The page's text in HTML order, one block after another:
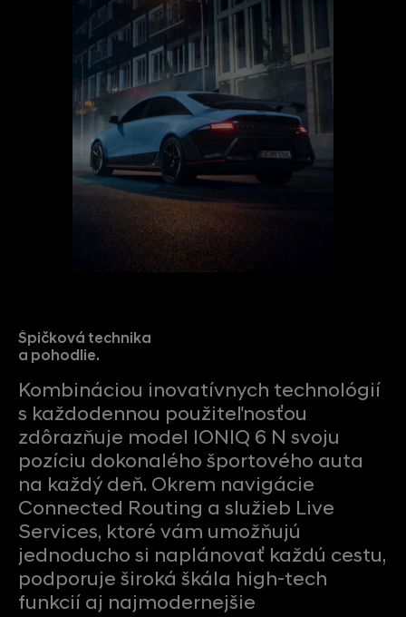
Špičková technika
a pohodlie.
Kombináciou inovatívnych technológií
s každodennou použiteľnosťou
zdôrazňuje model IONIQ 6 N svoju
pozíciu dokonalého športového auta
na každý deň. Okrem navigácie
Connected Routing a služieb Live
Services, ktoré vám umožňujú
jednoducho si naplánovať každú cestu,
podporuje široká škála high-tech
funkcií aj najmodernejšie